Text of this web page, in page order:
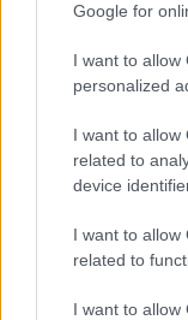
Google for
I want to allow
personalized
I want to allow
related to
device
I want to allow
related to
I want to allow
29·04·2024 20:22
Attica Group: Δεν